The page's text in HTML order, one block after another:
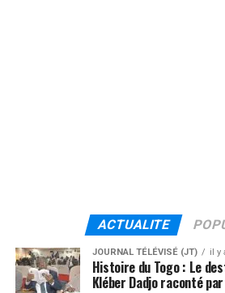
ACTUALITE
JOURNAL TÉLÉVISÉ (JT) il y
Histoire du Togo : Le
Kléber Dadjo raconté par